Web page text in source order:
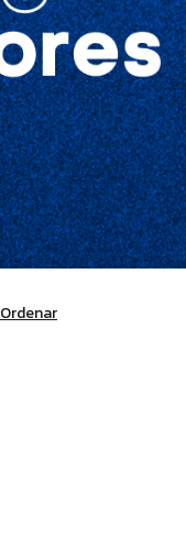
Ordenar